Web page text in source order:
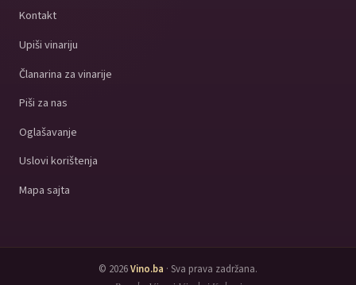
Kontakt
Upiši vinariju
Članarina za vinarije
Piši za nas
Oglašavanje
Uslovi korištenja
Mapa sajta
© 2026Vino.ba · Sva prava zadržana.